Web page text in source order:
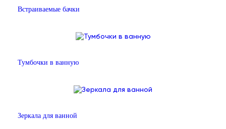
Встраиваемые бачки
Тумбочки в ванную
Зеркала для ванной